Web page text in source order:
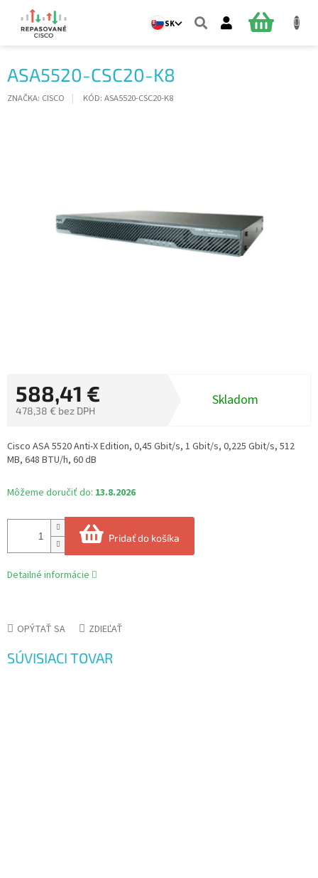
obsah
SK
ASA5520-CSC20-K8
ZNAČKA: CISCO KÓD: ASA5520-CSC20-K8
588,41 €
478,38 € bez DPH
cena:
Skladom
Môžeme doručiť do: 13.8.2026
Pridať do košíka
Cisco ASA 5520 Anti-X Edition, 0,45 Gbit/s, 1 Gbit/s, 0,225 Gbit/s, 512
MB, 648 BTU/h, 60 dB
Detailné informácie
OPÝTAŤ SA ZDIEĽAŤ
SÚVISIACI TOVAR